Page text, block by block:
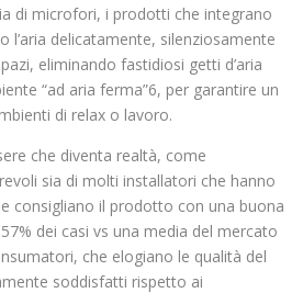
di microfori, i prodotti che integrano
l’aria delicatamente, silenziosamente
eliminando fastidiosi getti d’aria
“ad aria ferma”6, per garantire un
di relax o lavoro.
che diventa realtà, come
sia di molti installatori che hanno
consigliano il prodotto con una buona
dei casi vs una media del mercato
che elogiano le qualità del
soddisfatti rispetto ai